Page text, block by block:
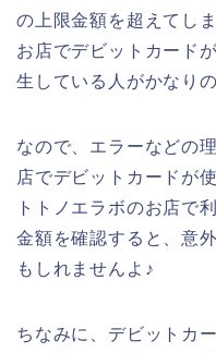
の上限金額を超えてし
お店でデビットカード
生している人がかなり
なので、エラーなどの
店でデビットカードが
トトノエラボのお店で
金額を確認すると、意
もしれませんよ♪
ちなみに、デビットカ